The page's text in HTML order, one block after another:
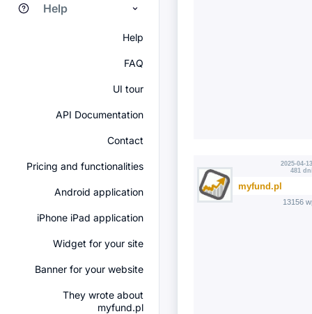
Help
Help
FAQ
UI tour
API Documentation
Contact
Pricing and functionalities
Android application
iPhone iPad application
Widget for your site
Banner for your website
They wrote about
myfund.pl
2025-04-
481
myfund.pl
13156